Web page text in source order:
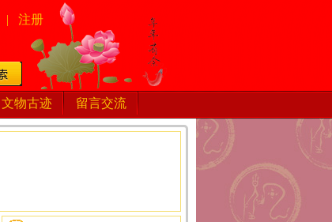
| 注册
文物古迹 留言交流